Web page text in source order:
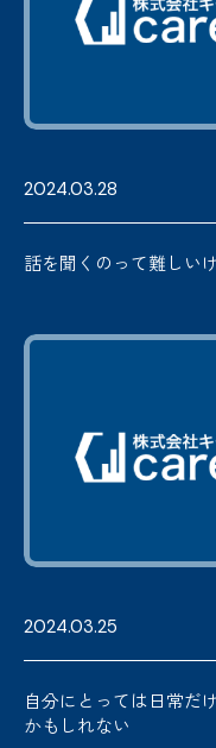
2024.03.28
話を聞くのって難しい
2024.03.25
自分にとっては日常だ
かもしれない